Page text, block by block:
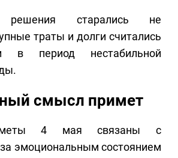
решения старались не
траты и долги считались
в период нестабильной
смысл примет
4 мая связаны с
эмоциональным состоянием